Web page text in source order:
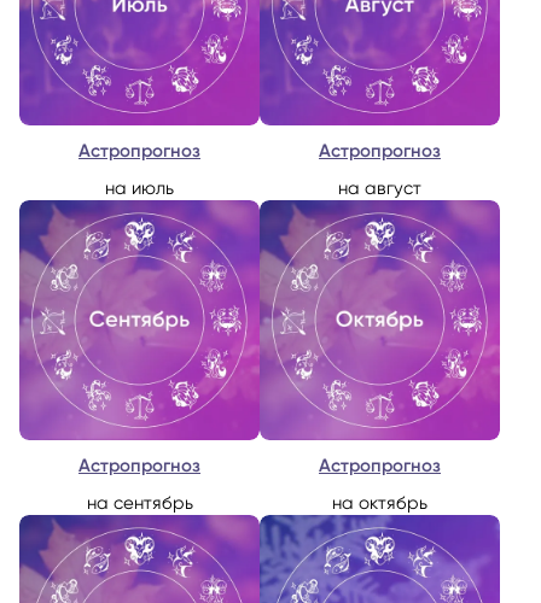
Астропрогноз
на июль
Астропрогноз
на август
Астропрогноз
на сентябрь
Астропрогноз
на октябрь